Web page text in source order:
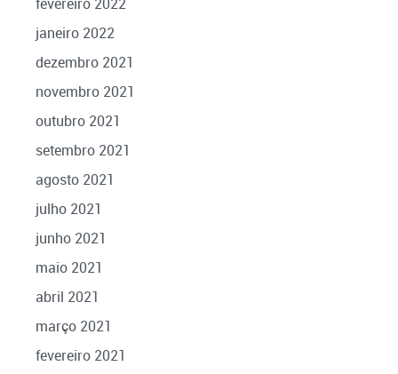
janeiro 2022
dezembro 2021
novembro 2021
outubro 2021
setembro 2021
agosto 2021
julho 2021
junho 2021
maio 2021
abril 2021
março 2021
fevereiro 2021